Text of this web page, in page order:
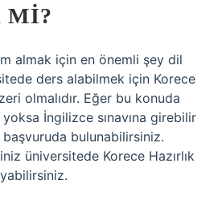
MI?
almak için en önemli şey dil
ders alabilmek için Korece
olmalıdır. Eğer bu konuda
İngilizce sınavına girebilir
başvuruda bulunabilirsiniz.
üniversitede Korece Hazırlık